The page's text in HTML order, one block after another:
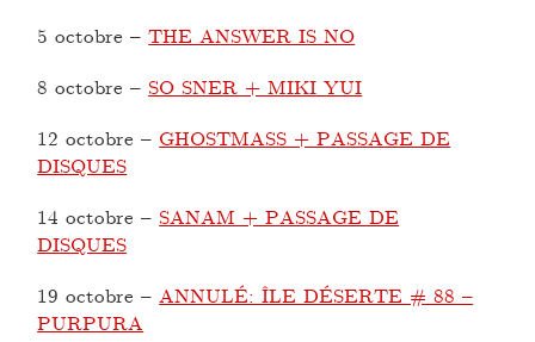
5 octobre –THE ANSWER IS NO
8 octobre – SO SNER + MIKI YUI
12 octobre – GHOSTMASS + PASSAGE DE
DISQUES
14 octobre – SANAM + PASSAGE DE
DISQUES
19 octobre –ANNULÉ: ÎLE DÉSERTE # 88 –
PURPURA